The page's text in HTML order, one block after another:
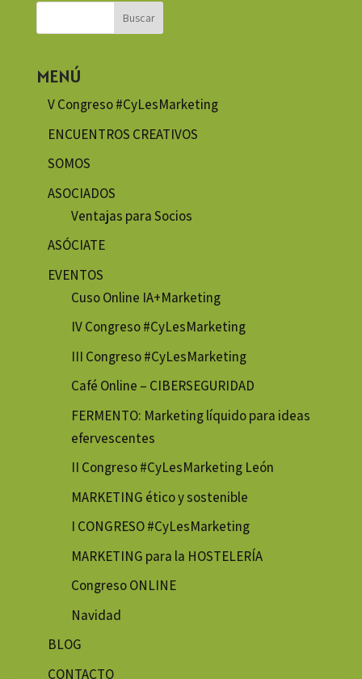
MENÚ
V Congreso #CyLesMarketing
ENCUENTROS CREATIVOS
SOMOS
ASOCIADOS
Ventajas para Socios
ASÓCIATE
EVENTOS
Cuso Online IA+Marketing
IV Congreso #CyLesMarketing
III Congreso #CyLesMarketing
Café Online – CIBERSEGURIDAD
FERMENTO: Marketing líquido para ideas
efervescentes
II Congreso #CyLesMarketing León
MARKETING ético y sostenible
I CONGRESO #CyLesMarketing
MARKETING para la HOSTELERÍA
Congreso ONLINE
Navidad
BLOG
CONTACTO